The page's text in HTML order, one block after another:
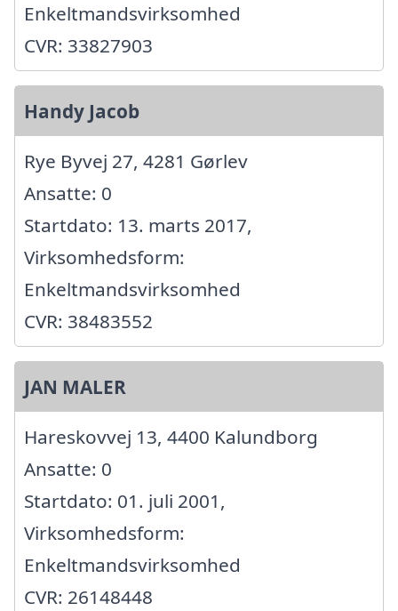
Enkeltmandsvirksomhed
CVR: 33827903
Handy Jacob
Rye Byvej 27, 4281 Gørlev
Ansatte: 0
Startdato: 13. marts 2017,
Virksomhedsform:
Enkeltmandsvirksomhed
CVR: 38483552
JAN MALER
Hareskovvej 13, 4400 Kalundborg
Ansatte: 0
Startdato: 01. juli 2001,
Virksomhedsform:
Enkeltmandsvirksomhed
CVR: 26148448